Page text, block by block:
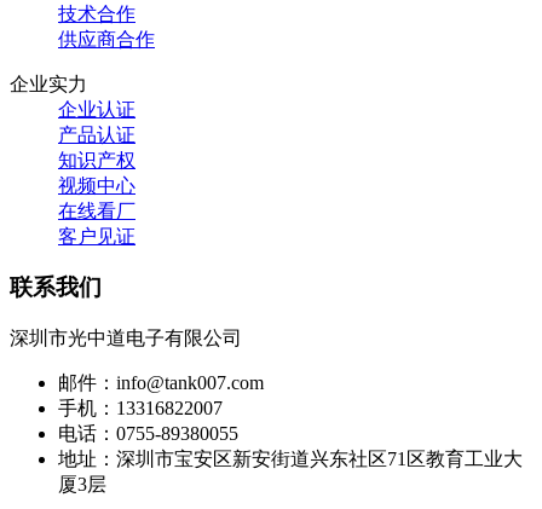
技术合作
供应商合作
企业实力
企业认证
产品认证
知识产权
视频中心
在线看厂
客户见证
联系我们
深圳市光中道电子有限公司
邮件：info@tank007.com
手机：13316822007
电话：0755-89380055
地址：深圳市宝安区新安街道兴东社区71区教育工业大
厦3层